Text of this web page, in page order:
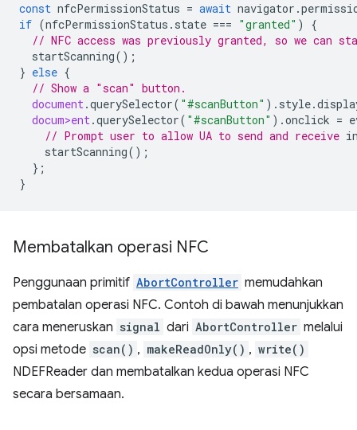
const nfcPermissionStatus = await navigator .
if (nfcPermissionStatus . state === "granted" )
{
// NFC access was previously granted, so we can
startScanning();
} else {
// Show a "scan" button.
document.querySelector( "#scanButton" ). style.
docum>ent.querySelector( "#scanButton" ).onclick =
// Prompt user to allow UA to send and receive
startScanning();
};
}
Membatalkan operasi NFC
Penggunaan primitif AbortController memudahkan
pembatalan operasi NFC. Contoh di bawah menunjukkan
cara meneruskan signal dari AbortController melalui
opsi metode scan() , makeReadOnly() , write()
NDEFReader dan membatalkan kedua operasi NFC
secara bersamaan.